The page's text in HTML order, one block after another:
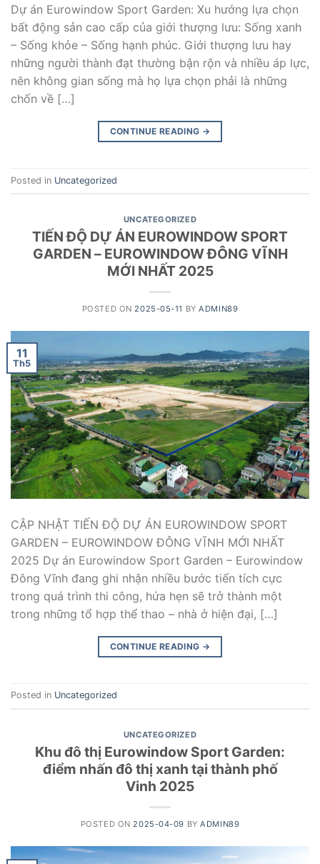
Dự án Eurowindow Sport Garden: Xu hướng lựa chọn
bất động sản cao cấp của giới thượng lưu: Sống xanh
– Sống khỏe – Sống hạnh phúc. Giới thượng lưu hay
những người thành đạt thường bận rộn và nhiều áp lực,
nên không gian sống mà họ lựa chọn phải là những
chốn về […]
CONTINUE READING →
Posted in Uncategorized
UNCATEGORIZED
TIẾN ĐỘ DỰ ÁN EUROWINDOW SPORT
GARDEN – EUROWINDOW ĐÔNG VĨNH
MỚI NHẤT 2025
POSTED ON 2025-05-11 BYADMIN89
11
Th5
CẬP NHẬT TIẾN ĐỘ DỰ ÁN EUROWINDOW SPORT
GARDEN – EUROWINDOW ĐÔNG VĨNH MỚI NHẤT
2025 Dự án Eurowindow Sport Garden – Eurowindow
Đông Vĩnh đang ghi nhận nhiều bước tiến tích cực
trong quá trình thi công, hứa hẹn sẽ trở thành một
trong những tổ hợp thể thao – nhà ở hiện đại, […]
CONTINUE READING →
Posted in Uncategorized
UNCATEGORIZED
Khu đô thị Eurowindow Sport Garden:
điểm nhấn đô thị xanh tại thành phố
Vinh 2025
POSTED ON 2025-04-09 BYADMIN89